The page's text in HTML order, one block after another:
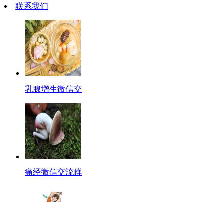
联系我们
乳腺增生微信交
痛经微信交流群